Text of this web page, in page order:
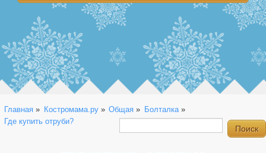
Главная » Костромама.ру» Общая » Болталка»
Где купить отруби?